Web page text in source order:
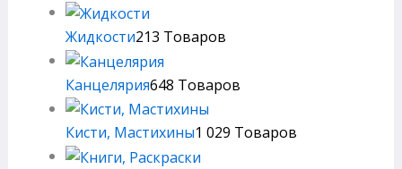
Жидкости213 Товаров
Канцелярия648 Товаров
Кисти, Мастихины1 029 Товаров